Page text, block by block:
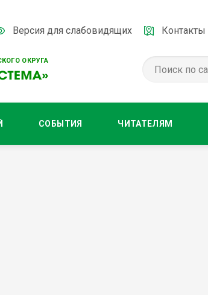
ОКРУГА
Версия для слабовидящих Контакты
СОБЫТИЯ ЧИТАТЕЛЯМ